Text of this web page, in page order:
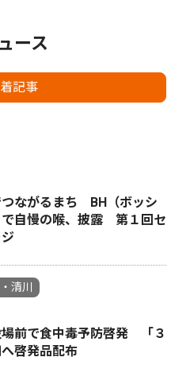
ース
記事
つながるまち BH（ボッシ
で自慢の喉、披露 第１回セ
清川
前で食中毒予防啓発 「３
啓発品配布